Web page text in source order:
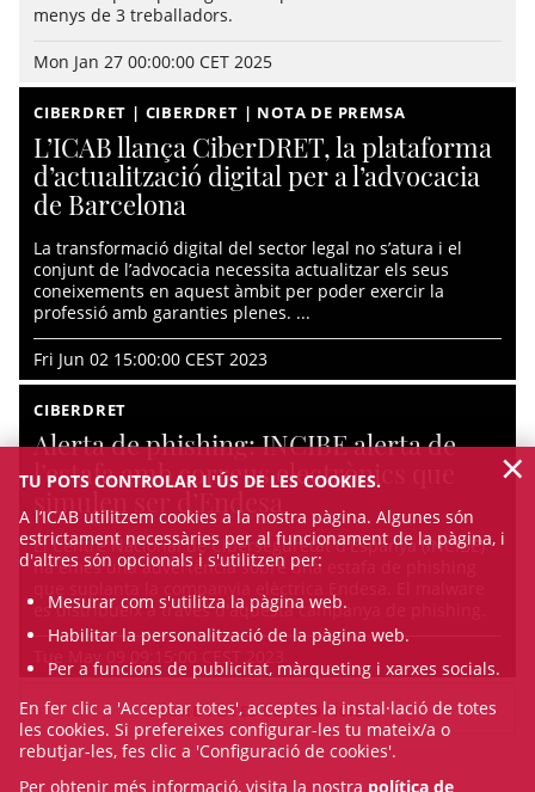
menys de 3 treballadors.
Mon Jan 27 00:00:00 CET 2025
CIBERDRET | CIBERDRET | NOTA DE PREMSA
L’ICAB llança CiberDRET, la plataforma
d’actualització digital per a l’advocacia
de Barcelona
La transformació digital del sector legal no s’atura i el
conjunt de l’advocacia necessita actualitzar els seus
coneixements en aquest àmbit per poder exercir la
professió amb garanties plenes. ...
Fri Jun 02 15:00:00 CEST 2023
CIBERDRET
Alerta de phishing: INCIBE alerta de
l’estafa amb correus electrònics que
simulen ser d’Endesa
El Centre Nacional de Ciberseguretat d'Espanya (INCIBE)
ha emès una advertència sobre una estafa de phishing
es distribueix a través d'aquesta campanya de phishing.
Tue May 09 09:15:00 CEST 2023
VEURE TOTES LES NOTÍCIES
TU POTS CONTROLAR L'ÚS DE LES COOKIES.
A l’ICAB utilitzem cookies a la nostra pàgina. Algunes són
estrictament necessàries per al funcionament de la pàgina, i
d'altres són opcionals i s'utilitzen per:
Mesurar com s'utilitza la pàgina web.
Habilitar la personalització de la pàgina web.
Per a funcions de publicitat, màrqueting i xarxes socials.
En fer clic a 'Acceptar totes', acceptes la instal·lació de totes
les cookies. Si prefereixes configurar-les tu mateix/a o
rebutjar-les, fes clic a 'Configuració de cookies'.
Per obtenir més informació, visita la nostra política de
×